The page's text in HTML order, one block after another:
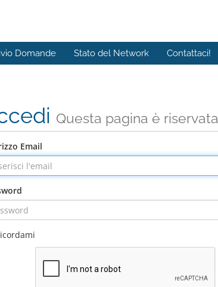
Domande Stato del Network Contattaci!
Questa pagina è riservata
Email